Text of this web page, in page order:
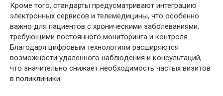
Кроме того, стандарты предусматривают интеграцию
электронных сервисов и телемедицины, что особенно
важно для пациентов с хроническими заболеваниями,
требующими постоянного мониторинга и контроля.
Благодаря цифровым технологиям расширяются
возможности удаленного наблюдения и консультаций,
что значительно снижает необходимость частых визитов
в поликлиники.